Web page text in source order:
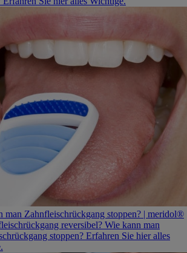
man Zahnfleischrückgang stoppen? | meridol®
reversibel? Wie kann man
stoppen? Erfahren Sie hier alles